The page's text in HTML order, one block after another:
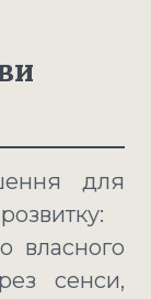
для
власного
сенси,